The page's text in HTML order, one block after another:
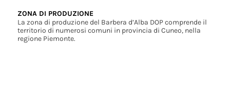
ZONA DI PRODUZIONE
La zona di produzione del Barbera d’Alba DOP comprende il
territorio di numerosi comuni in provincia di Cuneo, nella
regione Piemonte.